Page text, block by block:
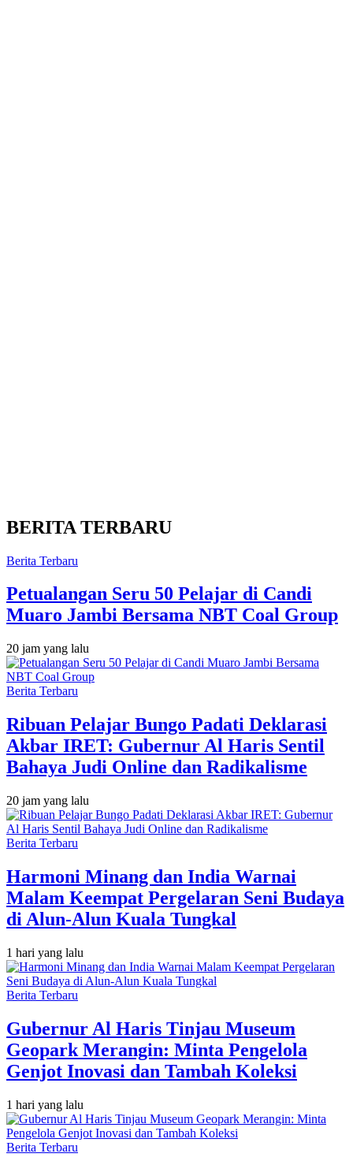
BERITA TERBARU
Berita Terbaru
Petualangan Seru 50 Pelajar di Candi
Muaro Jambi Bersama NBT Coal Group
20 jam yang lalu
Berita Terbaru
Ribuan Pelajar Bungo Padati Deklarasi
Akbar IRET: Gubernur Al Haris Sentil
Bahaya Judi Online dan Radikalisme
20 jam yang lalu
Berita Terbaru
Harmoni Minang dan India Warnai
Malam Keempat Pergelaran Seni Budaya
di Alun-Alun Kuala Tungkal
1 hari yang lalu
Berita Terbaru
Gubernur Al Haris Tinjau Museum
Geopark Merangin: Minta Pengelola
Genjot Inovasi dan Tambah Koleksi
1 hari yang lalu
Berita Terbaru